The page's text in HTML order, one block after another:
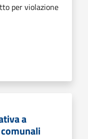
per violazione
a